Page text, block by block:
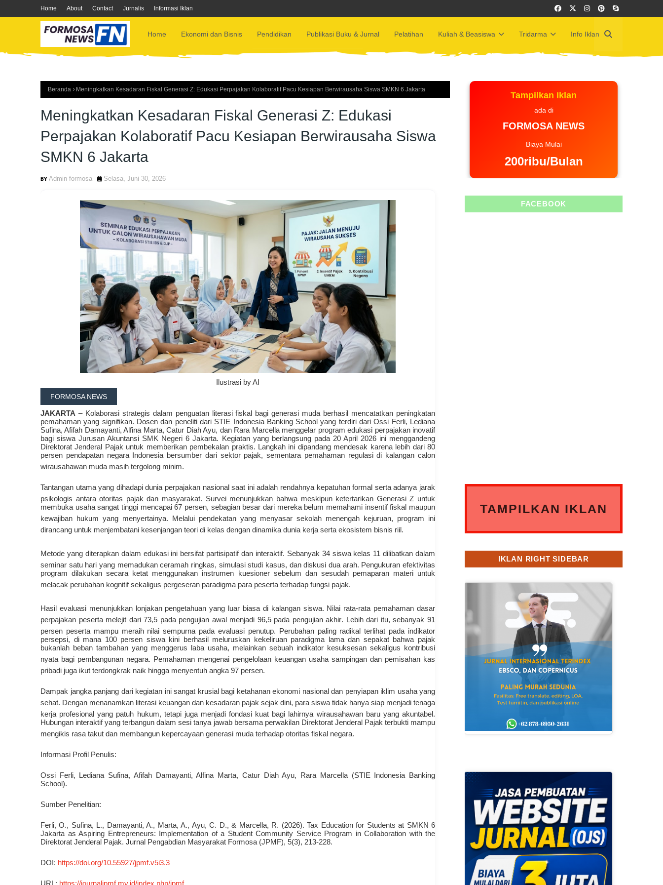
Home About Contact Jurnalis Informasi Iklan
Home Ekonomi dan Bisnis Pendidikan Publikasi Buku & Jurnal Pelatihan Kuliah & Beasiswa Tridarma Info Iklan
Beranda Meningkatkan Kesadaran Fiskal Generasi Z: Edukasi Perpajakan Kolaboratif Pacu Kesiapan Berwirausaha Siswa SMKN 6 Jakarta
Meningkatkan Kesadaran Fiskal Generasi Z: Edukasi
Perpajakan Kolaboratif Pacu Kesiapan Berwirausaha Siswa
SMKN 6 Jakarta
Admin formosa Selasa, Juni 30, 2026
Ilustrasi by AI
FORMOSA NEWS
JAKARTA – Kolaborasi strategis dalam penguatan literasi fiskal bagi generasi muda berhasil mencatatkan peningkatan
pemahaman yang signifikan. Dosen dan peneliti dari STIE Indonesia Banking School yang terdiri dari Ossi Ferli, Lediana
Sufina, Afifah Damayanti, Alfina Marta, Catur Diah Ayu, dan Rara Marcella menggelar program edukasi perpajakan inovatif
bagi siswa Jurusan Akuntansi SMK Negeri 6 Jakarta. Kegiatan yang berlangsung pada 20 April 2026 ini menggandeng
Direktorat Jenderal Pajak untuk memberikan pembekalan praktis. Langkah ini dipandang mendesak karena lebih dari 80
persen pendapatan negara Indonesia bersumber dari sektor pajak, sementara pemahaman regulasi di kalangan calon
wirausahawan muda masih tergolong minim.
Tantangan utama yang dihadapi dunia perpajakan nasional saat ini adalah rendahnya kepatuhan formal serta adanya jarak
psikologis antara otoritas pajak dan masyarakat. Survei menunjukkan bahwa meskipun ketertarikan Generasi Z untuk
membuka usaha sangat tinggi mencapai 67 persen, sebagian besar dari mereka belum memahami insentif fiskal maupun
kewajiban hukum yang menyertainya. Melalui pendekatan yang menyasar sekolah menengah kejuruan, program ini
dirancang untuk menjembatani kesenjangan teori di kelas dengan dinamika dunia kerja serta ekosistem bisnis riil.
Metode yang diterapkan dalam edukasi ini bersifat partisipatif dan interaktif. Sebanyak 34 siswa kelas 11 dilibatkan dalam
seminar satu hari yang memadukan ceramah ringkas, simulasi studi kasus, dan diskusi dua arah. Pengukuran efektivitas
program dilakukan secara ketat menggunakan instrumen kuesioner sebelum dan sesudah pemaparan materi untuk
melacak perubahan kognitif sekaligus pergeseran paradigma para peserta terhadap fungsi pajak.
Hasil evaluasi menunjukkan lonjakan pengetahuan yang luar biasa di kalangan siswa. Nilai rata-rata pemahaman dasar
perpajakan peserta melejit dari 73,5 pada pengujian awal menjadi 96,5 pada pengujian akhir. Lebih dari itu, sebanyak 91
persen peserta mampu meraih nilai sempurna pada evaluasi penutup. Perubahan paling radikal terlihat pada indikator
persepsi, di mana 100 persen siswa kini berhasil meluruskan kekeliruan paradigma lama dan sepakat bahwa pajak
bukanlah beban tambahan yang menggerus laba usaha, melainkan sebuah indikator kesuksesan sekaligus kontribusi
nyata bagi pembangunan negara. Pemahaman mengenai pengelolaan keuangan usaha sampingan dan pemisahan kas
pribadi juga ikut terdongkrak naik hingga menyentuh angka 97 persen.
Dampak jangka panjang dari kegiatan ini sangat krusial bagi ketahanan ekonomi nasional dan penyiapan iklim usaha yang
sehat. Dengan menanamkan literasi keuangan dan kesadaran pajak sejak dini, para siswa tidak hanya siap menjadi tenaga
kerja profesional yang patuh hukum, tetapi juga menjadi fondasi kuat bagi lahirnya wirausahawan baru yang akuntabel.
Hubungan interaktif yang terbangun dalam sesi tanya jawab bersama perwakilan Direktorat Jenderal Pajak terbukti mampu
mengikis rasa takut dan membangun kepercayaan generasi muda terhadap otoritas fiskal negara.
Informasi Profil Penulis:
Ossi Ferli, Lediana Sufina, Afifah Damayanti, Alfina Marta, Catur Diah Ayu, Rara Marcella (STIE Indonesia Banking
School).
Sumber Penelitian:
Ferli, O., Sufina, L., Damayanti, A., Marta, A., Ayu, C. D., & Marcella, R. (2026). Tax Education for Students at SMKN 6
Jakarta as Aspiring Entrepreneurs: Implementation of a Student Community Service Program in Collaboration with the
Direktorat Jenderal Pajak. Jurnal Pengabdian Masyarakat Formosa (JPMF), 5(3), 213-228.
DOI: https://doi.org/10.55927/jpmf.v5i3.3
URL: https://journaljpmf.my.id/index.php/jpmf
Tampilkan Iklan
ada di
FORMOSA NEWS
Biaya Mulai
200ribu/Bulan
FACEBOOK
TAMPILKAN IKLAN
IKLAN RIGHT SIDEBAR